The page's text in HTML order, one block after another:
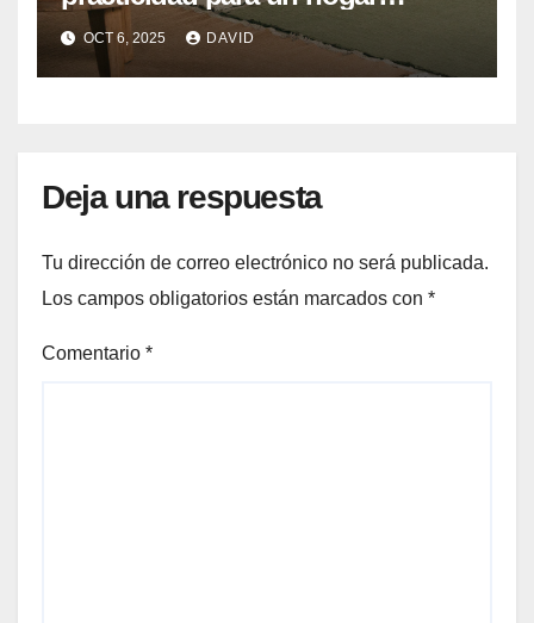
siempre impecable
OCT 6, 2025 DAVID
Deja una respuesta
Tu dirección de correo electrónico no será publicada.
Los campos obligatorios están marcados con *
Comentario *